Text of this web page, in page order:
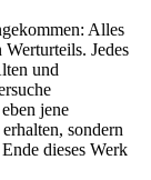
Alles
Werturteils. Jedes
und
jene
sondern
dieses Werk